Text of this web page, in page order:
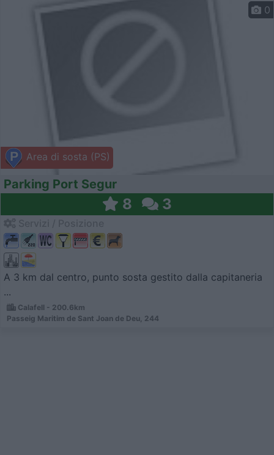
Area di sosta (PS)
0
Parking Port Segur
8 3
A 3 km dal centro, punto sosta gestito dalla capitaneria
...
Calafell - 200.6km
Passeig Maritim de Sant Joan de Deu, 244